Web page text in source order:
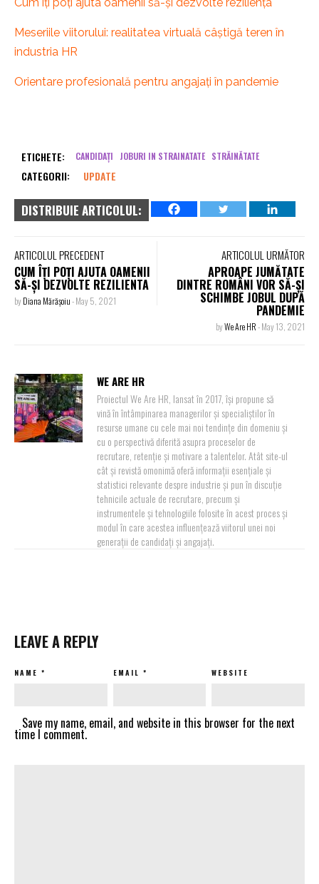
Cum îți poți ajuta oamenii să-și dezvolte reziliența
Meseriile viitorului: realitatea virtuală câștigă teren în
industria HR
Orientare profesională pentru angajați în pandemie
ETICHETE: CANDIDAȚI JOBURI IN STRAINATATE STRĂINĂTATE
CATEGORII: UPDATE
DISTRIBUIE ARTICOLUL:
ARTICOLUL PRECEDENT
CUM ÎȚI POȚI AJUTA OAMENII
SĂ-ȘI DEZVOLTE REZILIENTA
byDiana Mărășoiu-May 5, 2021
ARTICOLUL URMĂTOR
APROAPE JUMĂTATE
DINTRE ROMÂNI VOR SĂ-ȘI
SCHIMBE JOBUL DUPĂ
PANDEMIE
byWe Are HR-May 13, 2021
WE ARE HR
Proiectul We Are HR, lansat în 2017, își propune să
vină în întâmpinarea managerilor și specialiștilor în
resurse umane cu cele mai noi tendințe din domeniu și
cu o perspectivă diferită asupra proceselor de
recrutare, retenție și motivare a talentelor. Atât site-ul
cât și revistă omonimă oferă informații esențiale și
statistici relevante despre industrie și pun în discuție
tehnicile actuale de recrutare, precum și
instrumentele și tehnologiile folosite în acest proces și
modul în care acestea influențează viitorul unei noi
generații de candidați și angajați.
LEAVE A REPLY
NAME * EMAIL * WEBSITE
Save my name, email, and website in this browser for the next
time I comment.